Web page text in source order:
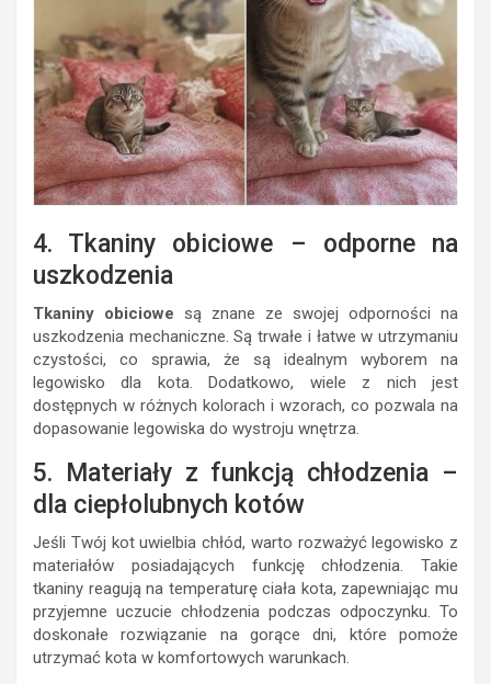
4. Tkaniny obiciowe – odporne na
uszkodzenia
Tkaniny obiciowe są znane ze swojej odporności na
uszkodzenia mechaniczne. Są trwałe i łatwe w utrzymaniu
czystości, co sprawia, że są idealnym wyborem na
legowisko dla kota. Dodatkowo, wiele z nich jest
dostępnych w różnych kolorach i wzorach, co pozwala na
dopasowanie legowiska do wystroju wnętrza.
5. Materiały z funkcją chłodzenia –
dla ciepłolubnych kotów
Jeśli Twój kot uwielbia chłód, warto rozważyć legowisko z
materiałów posiadających funkcję chłodzenia. Takie
tkaniny reagują na temperaturę ciała kota, zapewniając mu
przyjemne uczucie chłodzenia podczas odpoczynku. To
doskonałe rozwiązanie na gorące dni, które pomoże
utrzymać kota w komfortowych warunkach.